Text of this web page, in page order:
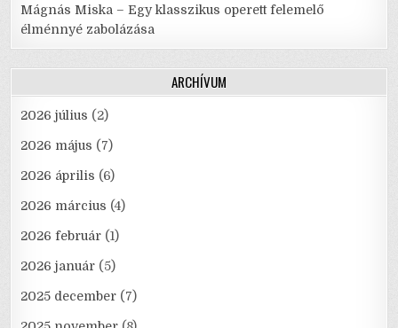
Mágnás Miska – Egy klasszikus operett felemelő
élménnyé zabolázása
ARCHÍVUM
2026 július (2)
2026 május (7)
2026 április (6)
2026 március (4)
2026 február (1)
2026 január (5)
2025 december (7)